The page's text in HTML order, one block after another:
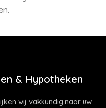
& Hypotheken
wij vakkundig naar uw